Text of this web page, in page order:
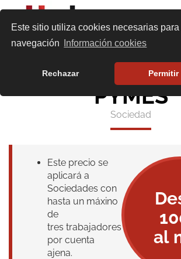
Este sitio utiliza cookies necesarias para
navegación
Información cookies
Rechazar Permitir
PYMES
Sociedad
al
Este precio se
aplicará a
Sociedades con
hasta un máxino
de
tres trabajadores
por cuenta
ajena.